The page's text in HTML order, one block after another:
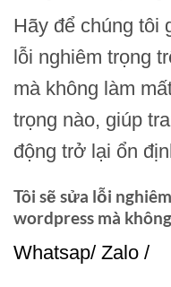
Hãy để chúng tôi
lỗi nghiêm trọng
mà không làm
trọng nào, giúp
động trở lại ổn
Tôi sẽ sửa lỗi
wordpress mà
Whatsap/ Zalo /